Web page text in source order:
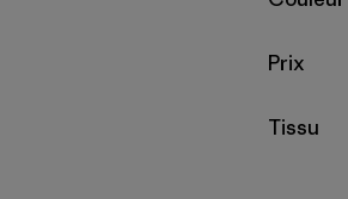
Filtrer par
Prix
Filtrer par
Tissu